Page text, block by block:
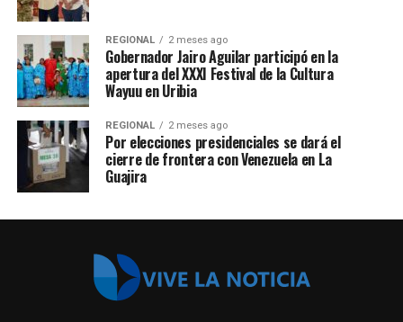
REGIONAL 2 meses ago
Gobernador Jairo Aguilar participó en la
apertura del XXXI Festival de la Cultura
Wayuu en Uribia
REGIONAL 2 meses ago
Por elecciones presidenciales se dará el
cierre de frontera con Venezuela en La
Guajira